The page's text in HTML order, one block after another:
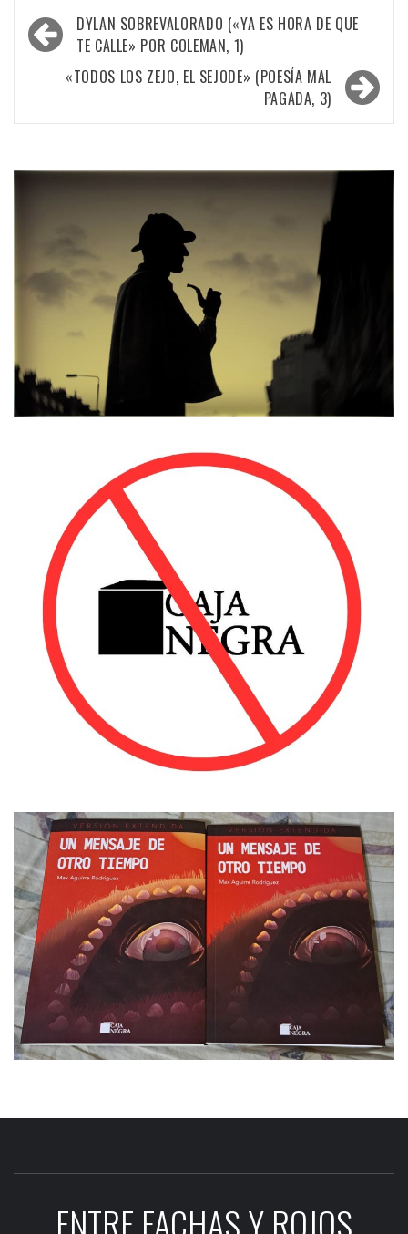
Navegación
de
entradas
DYLAN SOBREVALORADO («YA ES HORA DE QUE
TE CALLE» POR COLEMAN, 1)
«TODOS LOS ZEJO, EL SEJODE» (POESÍA MAL
PAGADA, 3)
ENTRE FACHAS Y ROJOS